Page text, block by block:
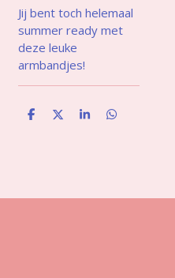
Jij bent toch helemaal
summer ready met
deze leuke
armbandjes!
D
D
S
D